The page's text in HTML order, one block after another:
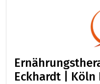
Eckhardt | Köln